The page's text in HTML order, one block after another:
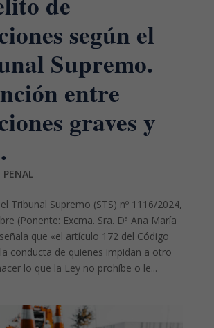
según el
Supremo.
entre
graves y
PENAL
Tribunal Supremo (STS) nº 1116/2024,
(Ponente: Excma. Sra. Dª Ana María
que «el artículo 172 del Código
conducta de quienes impidan a otro
lo que la Ley no prohíbe o le...